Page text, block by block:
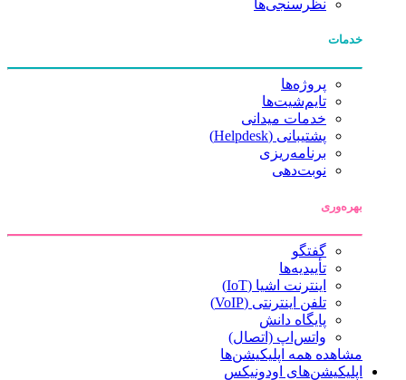
نظرسنجی‌ها
خدمات
پروژه‌ها
تایم‌شیت‌ها
خدمات میدانی
پشتیبانی (Helpdesk)
برنامه‌ریزی
نوبت‌دهی
بهره‌وری
گفتگو
تأییدیه‌ها
اینترنت اشیا (IoT)
تلفن اینترنتی (VoIP)
پایگاه دانش
واتس‌اپ (اتصال)
مشاهده همه اپلیکیشن‌ها
اپلیکیشن‌های اودونیکس